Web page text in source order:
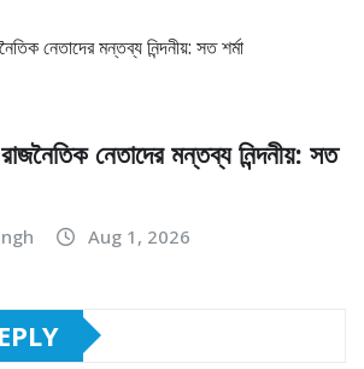
নেতাদের মন্তব্য নিন্দনীয়: সত
Aug 1, 2026